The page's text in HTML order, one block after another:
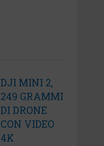
DJI MINI 2,
249 GRAMMI
DI DRONE
CON VIDEO
4K